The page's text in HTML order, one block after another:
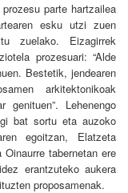
parte hartzailea
esku utzi zuen
zuelako. Eizagirrek
prozesuari: “Alde
Bestetik, jendearen
arkitektonikoak
genituen”. Lehenengo
bat sortu eta auzoko
egoitzan, Elatzeta
tabernetan ere
erantzuteko aukera
proposamenak.